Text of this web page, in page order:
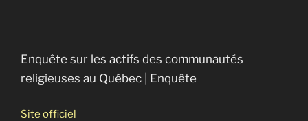
Enquête sur les actifs des communautés
religieuses au Québec | Enquête
Site officiel